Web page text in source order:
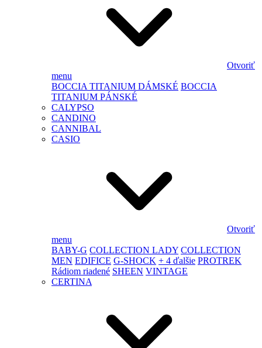
Otvoriť
menu
BOCCIA TITANIUM DÁMSKÉ BOCCIA
TITANIUM PÁNSKÉ
CALYPSO
CANDINO
CANNIBAL
CASIO
Otvoriť
menu
BABY-G COLLECTION LADY COLLECTION
MEN EDIFICE G-SHOCK + 4 ďalšie PROTREK
Rádiom riadené SHEEN VINTAGE
CERTINA